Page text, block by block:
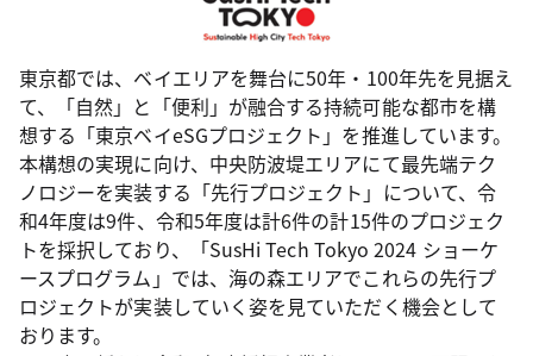
東京都では、ベイエリアを舞台に50年・100年先を見据え
て、「自然」と「便利」が融合する持続可能な都市を構
想する「東京ベイeSGプロジェクト」を推進しています。
本構想の実現に向け、中央防波堤エリアにて最先端テク
ノロジーを実装する「先行プロジェクト」について、令
和4年度は9件、令和5年度は計6件の計15件のプロジェク
トを採択しており、「SusHi Tech Tokyo 2024 ショーケ
ースプログラム」では、海の森エリアでこれらの先行プ
ロジェクトが実装していく姿を見ていただく機会として
おります。